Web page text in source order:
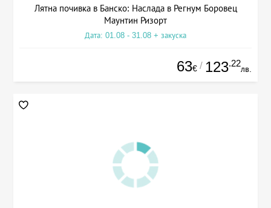
Лятна почивка в Банско: Наслада в Регнум Боровец
Маунтин Ризорт
Дата: 01.08 - 31.08 + закуска
63€ / 123.22
лв.